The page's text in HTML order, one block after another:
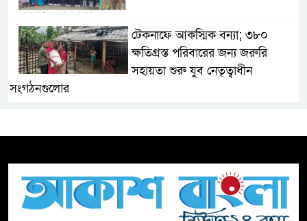
টেকনাফে আকস্মিক বন্যা; ৩৮০
ক্ষতিগ্রস্ত পরিবারের জন্য জরুরি
সহায়তা শুরু যুব নেতৃত্বাধীন
সংগঠনগুলোর
টিকটকে অশালীন কনটেন্ট ও অনলাইন
হয়রানির অভিযোগে ব্রাহ্মণবাড়িয়ায়